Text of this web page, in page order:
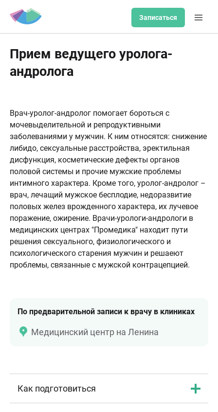
Записаться
Прием ведущего уролога-
андролога
Врач-уролог-андролог помогает бороться с
мочевыделительной и репродуктивными
заболеваниями у мужчин. К ним относятся: снижение
либидо, сексуальные расстройства, эректильная
дисфункция, косметические дефекты органов
половой системы и прочие мужские проблемы
интимного характера. Кроме того, уролог-андролог –
врач, лечащий мужское бесплодие, недоразвитие
половых желез врожденного характера, их лучевое
поражение, ожирение. Врачи-урологи-андрологи в
медицинских центрах "Промедика" находит пути
решения сексуального, физиологического и
психологического старения мужчин и решаеют
проблемы, связанные с мужской контрацепцией.
По предварительной записи к врачу в клиниках
Медицинский центр на Ленина
Как подготовиться